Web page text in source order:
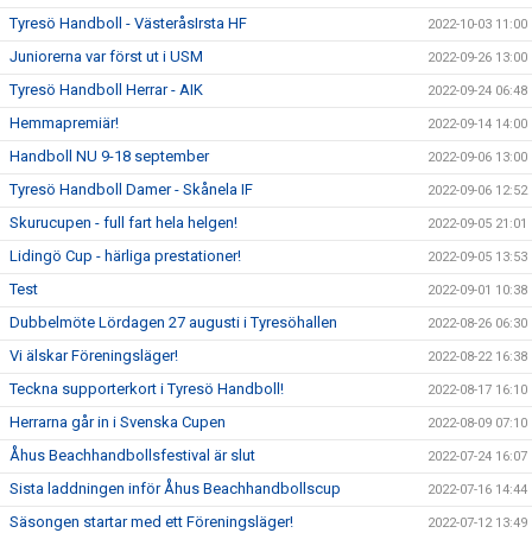
Tyresö Handboll - VästeråsIrsta HF 2022-10-03 11:00
Juniorerna var först ut i USM 2022-09-26 13:00
Tyresö Handboll Herrar - AIK 2022-09-24 06:48
Hemmapremiär! 2022-09-14 14:00
Handboll NU 9-18 september 2022-09-06 13:00
Tyresö Handboll Damer - Skånela IF 2022-09-06 12:52
Skurucupen - full fart hela helgen! 2022-09-05 21:01
Lidingö Cup - härliga prestationer! 2022-09-05 13:53
Test 2022-09-01 10:38
Dubbelmöte Lördagen 27 augusti i Tyresöhallen 2022-08-26 06:30
Vi älskar Föreningsläger! 2022-08-22 16:38
Teckna supporterkort i Tyresö Handboll! 2022-08-17 16:10
Herrarna går in i Svenska Cupen 2022-08-09 07:10
Åhus Beachhandbollsfestival är slut 2022-07-24 16:07
Sista laddningen inför Åhus Beachhandbollscup 2022-07-16 14:44
Säsongen startar med ett Föreningsläger! 2022-07-12 13:49